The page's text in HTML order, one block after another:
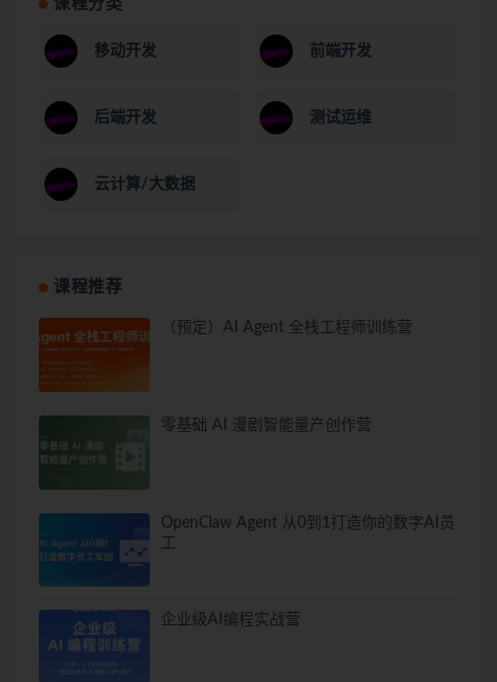
课程分类
移动开发 前端开发
后端开发 测试运维
云计算/大数据
课程推荐
（预定）AI Agent 全栈工程师训练营
零基础 AI 漫剧智能量产创作营
OpenClaw Agent 从0到1打造你的数字AI员
工
企业级AI编程实战营